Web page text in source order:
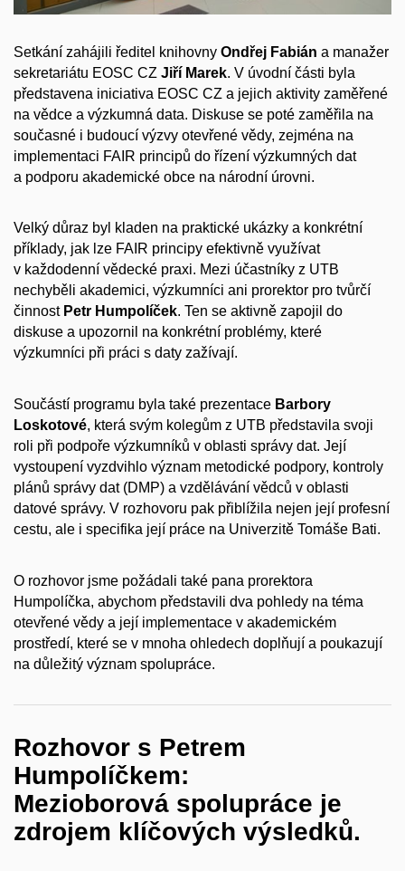
Setkání zahájili ředitel knihovny Ondřej Fabián a manažer
sekretariátu EOSC CZ Jiří Marek. V úvodní části byla
představena iniciativa EOSC CZ a jejich aktivity zaměřené
na vědce a výzkumná data. Diskuse se poté zaměřila na
současné i budoucí výzvy otevřené vědy, zejména na
implementaci FAIR principů do řízení výzkumných dat
a podporu akademické obce na národní úrovni.
Velký důraz byl kladen na praktické ukázky a konkrétní
příklady, jak lze FAIR principy efektivně využívat
v každodenní vědecké praxi. Mezi účastníky z UTB
nechyběli akademici, výzkumníci ani prorektor pro tvůrčí
činnost Petr Humpolíček. Ten se aktivně zapojil do
diskuse a upozornil na konkrétní problémy, které
výzkumníci při práci s daty zažívají.
Součástí programu byla také prezentace Barbory
Loskotové, která svým kolegům z UTB představila svoji
roli při podpoře výzkumníků v oblasti správy dat. Její
vystoupení vyzdvihlo význam metodické podpory, kontroly
plánů správy dat (DMP) a vzdělávání vědců v oblasti
datové správy. V rozhovoru pak přiblížila nejen její profesní
cestu, ale i specifika její práce na Univerzitě Tomáše Bati.
O rozhovor jsme požádali také pana prorektora
Humpolíčka, abychom představili dva pohledy na téma
otevřené vědy a její implementace v akademickém
prostředí, které se v mnoha ohledech doplňují a poukazují
na důležitý význam spolupráce.
Rozhovor s Petrem
Humpolíčkem:
Mezioborová spolupráce je
zdrojem klíčových výsledků.